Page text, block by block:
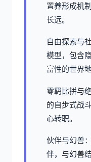
置养形成机
长远。
自由探索与
模型，包含
富性的世界地
零羁比拼与
的自步式战
心转职。
伙伴与幻兽
伴，与幻兽